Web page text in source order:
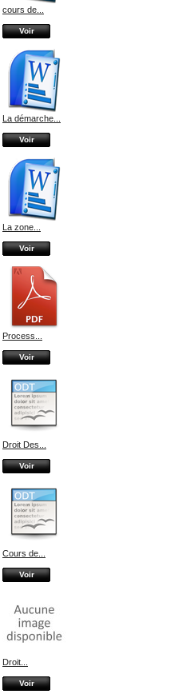
cours de...
Voir
La démarche...
Voir
La zone...
Voir
Process...
Voir
Droit Des...
Voir
Cours de...
Voir
Droit...
Voir